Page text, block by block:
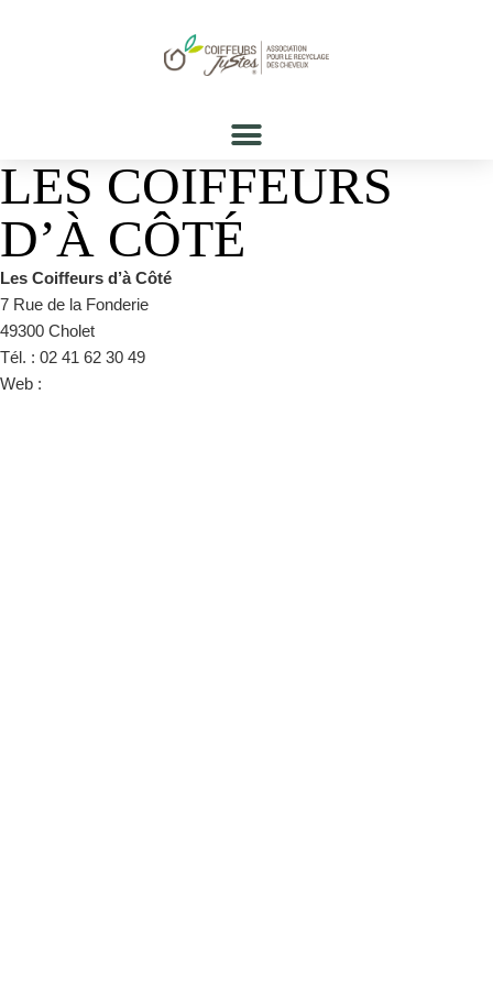
LES COIFFEURS
D’À CÔTÉ
Les Coiffeurs d’à Côté
7 Rue de la Fonderie
49300 Cholet
Tél. : 02 41 62 30 49
Web :